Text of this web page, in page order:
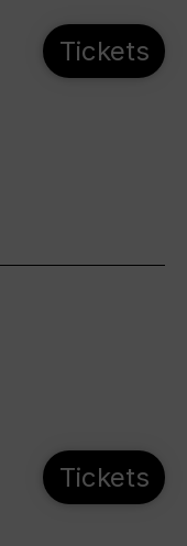
Tickets
Tickets